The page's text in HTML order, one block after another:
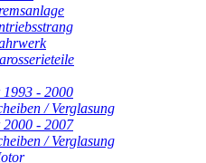
- 2000
/ Verglasung
- 2007
/ Verglasung